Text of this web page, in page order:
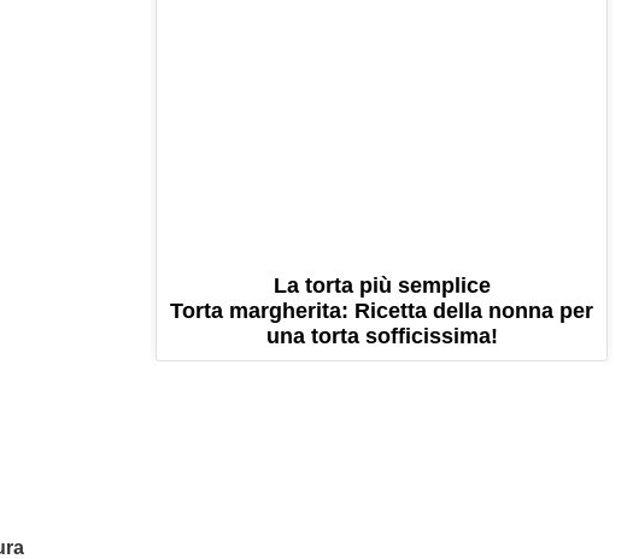
La torta più semplice
Torta margherita: Ricetta della nonna per
una torta sofficissima!